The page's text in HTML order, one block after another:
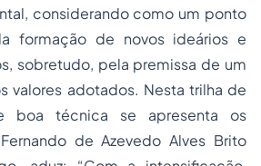
considerando como um ponto
formação de novos ideários e
sobretudo, pela premissa de um
valores adotados. Nesta trilha de
boa técnica se apresenta os
de Azevedo Alves Brito